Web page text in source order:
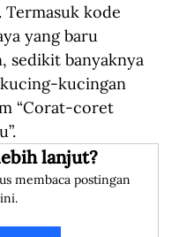
Termasuk kode
yang baru
sedikit banyaknya
kucingan
“Corat-coret
lanjut?
membaca postingan